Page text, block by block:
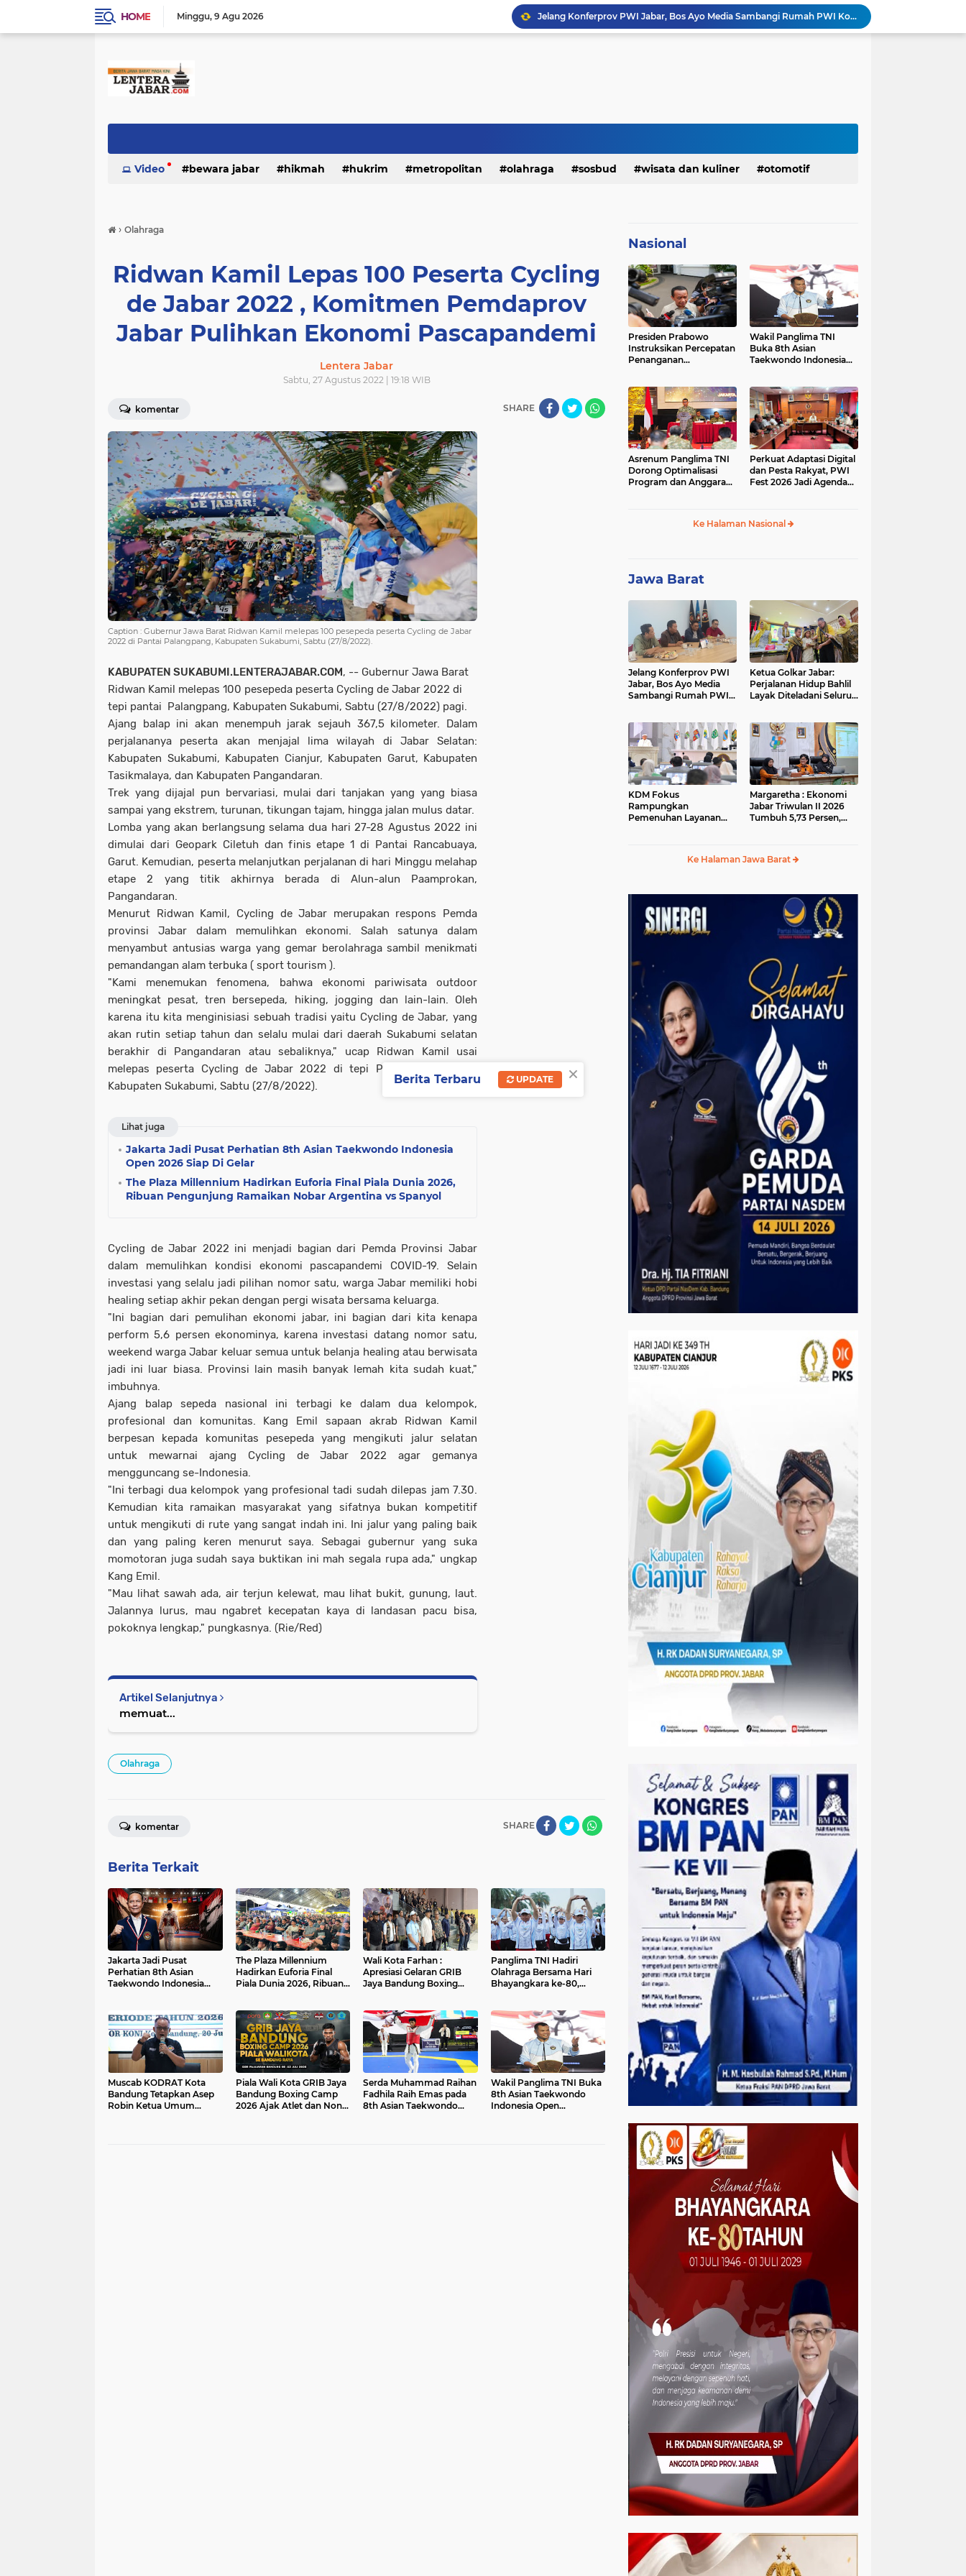
HOME Minggu 9 Agu 2026
Bangkitkan Merek Legendaris Semen Kujang, SIG Bidik Penguatan Dominasi Pasar Jawa Barat
Ketua Golkar Jabar: Perjalanan Hidup Bahlil Layak Diteladani Seluruh Kader Partai
Info Penting! DPD Partai Demokrat Provinsi Jawa Barat Membuka Pendaftaran bakal calon Ketua
Video bewara jabar hikmah hukrim metropolitan olahraga sosbud wisata dan kuliner otomotif
› Olahraga
Ridwan Kamil Lepas 100 Peserta Cycling
de Jabar 2022 , Komitmen Pemdaprov
Jabar Pulihkan Ekonomi Pascapandemi
Lentera Jabar
Sabtu, 27 Agustus 2022 | 19:18 WIB
komentar SHARE
Caption : Gubernur Jawa Barat Ridwan Kamil melepas 100 pesepeda peserta Cycling de Jabar
2022 di Pantai Palangpang, Kabupaten Sukabumi, Sabtu (27/8/2022).
KABUPATEN SUKABUMI.LENTERAJABAR.COM, -- Gubernur Jawa Barat
Ridwan Kamil melepas 100 pesepeda peserta Cycling de Jabar 2022 di
tepi pantai Palangpang, Kabupaten Sukabumi, Sabtu (27/8/2022) pagi.
Ajang balap ini akan menempuh jarak sejauh 367,5 kilometer. Dalam
perjalananya peserta akan menjajal lima wilayah di Jabar Selatan:
Kabupaten Sukabumi, Kabupaten Cianjur, Kabupaten Garut, Kabupaten
Tasikmalaya, dan Kabupaten Pangandaran.
Trek yang dijajal pun bervariasi, mulai dari tanjakan yang yang biasa
sampai yang ekstrem, turunan, tikungan tajam, hingga jalan mulus datar.
Lomba yang akan berlangsung selama dua hari 27-28 Agustus 2022 ini
dimulai dari Geopark Ciletuh dan finis etape 1 di Pantai Rancabuaya,
Garut. Kemudian, peserta melanjutkan perjalanan di hari Minggu melahap
etape 2 yang titik akhirnya berada di Alun-alun Paamprokan,
Pangandaran.
Menurut Ridwan Kamil, Cycling de Jabar merupakan respons Pemda
provinsi Jabar dalam memulihkan ekonomi. Salah satunya dalam
menyambut antusias warga yang gemar berolahraga sambil menikmati
pemandangan alam terbuka ( sport tourism ).
"Kami menemukan fenomena, bahwa ekonomi pariwisata outdoor
meningkat pesat, tren bersepeda, hiking, jogging dan lain-lain. Oleh
karena itu kita menginisiasi sebuah tradisi yaitu Cycling de Jabar, yang
akan rutin setiap tahun dan selalu mulai dari daerah Sukabumi selatan
berakhir di Pangandaran atau sebaliknya," ucap Ridwan Kamil usai
melepas peserta Cycling de Jabar 2022 di tepi Pantai Palangpang,
Kabupaten Sukabumi, Sabtu (27/8/2022).
Lihat juga
Jakarta Jadi Pusat Perhatian 8th Asian Taekwondo Indonesia
Open 2026 Siap Di Gelar
The Plaza Millennium Hadirkan Euforia Final Piala Dunia 2026,
Ribuan Pengunjung Ramaikan Nobar Argentina vs Spanyol
Cycling de Jabar 2022 ini menjadi bagian dari Pemda Provinsi Jabar
dalam memulihkan kondisi ekonomi pascapandemi COVID-19. Selain
investasi yang selalu jadi pilihan nomor satu, warga Jabar memiliki hobi
healing setiap akhir pekan dengan pergi wisata bersama keluarga.
"Ini bagian dari pemulihan ekonomi jabar, ini bagian dari kita kenapa
perform 5,6 persen ekonominya, karena investasi datang nomor satu,
weekend warga Jabar keluar semua untuk belanja healing atau berwisata
jadi ini luar biasa. Provinsi lain masih banyak lemah kita sudah kuat,"
imbuhnya.
Ajang balap sepeda nasional ini terbagi ke dalam dua kelompok,
profesional dan komunitas. Kang Emil sapaan akrab Ridwan Kamil
berpesan kepada komunitas pesepeda yang mengikuti jalur selatan
untuk mewarnai ajang Cycling de Jabar 2022 agar gemanya
mengguncang se-Indonesia.
"Ini terbagi dua kelompok yang profesional tadi sudah dilepas jam 7.30.
Kemudian kita ramaikan masyarakat yang sifatnya bukan kompetitif
untuk mengikuti di rute yang sangat indah ini. Ini jalur yang paling baik
dan yang paling keren menurut saya. Sebagai gubernur yang suka
momotoran juga sudah saya buktikan ini mah segala rupa ada," ungkap
Kang Emil.
"Mau lihat sawah ada, air terjun kelewat, mau lihat bukit, gunung, laut.
Jalannya lurus, mau ngabret kecepatan kaya di landasan pacu bisa,
pokoknya lengkap," pungkasnya. (Rie/Red)
Artikel Selanjutnya
memuat...
Olahraga
SHARE
komentar
Berita Terkait
Jakarta Jadi Pusat
Perhatian 8th Asian
Taekwondo Indonesia
The Plaza Millennium
Hadirkan Euforia Final
Piala Dunia 2026, Ribuan
Spanyol
Wali Kota Farhan :
Apresiasi Gelaran GRIB
Jaya Bandung Boxing
Panglima TNI Hadiri
Olahraga Bersama Hari
Bhayangkara ke-80,
Muscab KODRAT Kota
Bandung Tetapkan Asep
Robin Ketua Umum
Piala Wali Kota GRIB Jaya
Bandung Boxing Camp
2026 Ajak Atlet dan Non-
Serda Muhammad Raihan
Fadhila Raih Emas pada
8th Asian Taekwondo
Wakil Panglima TNI Buka
8th Asian Taekwondo
Indonesia Open
Nasional
Presiden Prabowo
Instruksikan Percepatan
Penanganan
BBM
Wakil Panglima TNI
Buka 8th Asian
Taekwondo Indonesia
Asrenum Panglima TNI
Dorong Optimalisasi
Program dan Anggaran
Perkuat Adaptasi Digital
dan Pesta Rakyat, PWI
Fest 2026 Jadi Agenda
Ke Halaman Nasional
Jawa Barat
Jelang Konferprov PWI
Jabar, Bos Ayo Media
Sambangi Rumah PWI
Ketua Golkar Jabar:
Perjalanan Hidup Bahlil
Layak Diteladani Seluruh
KDM Fokus
Rampungkan
Pemenuhan Layanan
Margaretha : Ekonomi
Jabar Triwulan II 2026
Tumbuh 5,73 Persen,
Ke Halaman Jawa Barat
×
Berita Terbaru UPDATE